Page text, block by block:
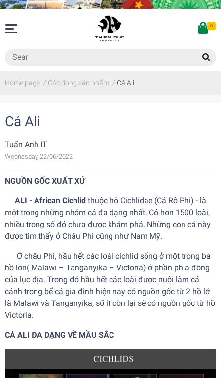
0
Home page / Các dòng sản phẩm / Cá Ali
Cá Ali
Tuấn Anh IT
Wednesday, 22/06/2022
NGUỒN GỐC XUẤT XỨ
ALI - African Cichlid thuộc hộ Cichlidae (Cá Rô Phi) - là
một trong những nhóm cá đa dạng nhất. Có hơn 1500 loài,
nhiều trong số đó chưa được khám phá. Những con cá này
được tìm thấy ở Châu Phi cũng như Nam Mỹ.
Ở châu Phi, hầu hết các loài cichlid sống ở một trong ba
hồ lớn( Malawi – Tanganyika – Victoria) ở phần phía đông
của lục địa. Trong đó hầu hết các loài được nuôi làm cá
cảnh trong bể cá gia đình hiện nay có nguồn gốc từ 2 hồ lớ
là Malawi và Tanganyika, số ít còn lại sẽ có nguồn gốc từ hồ
Victoria.
CÁ ALI ĐA DẠNG VỀ MẦU SẮC